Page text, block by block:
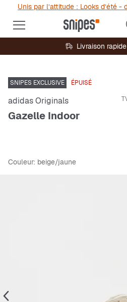
Unis par l’attitude : Looks d’été
Livraison
SNIPES EXCLUSIVE ÉPUISÉ
adidas Originals
Gazelle Indoor
Couleur: beige/jaune